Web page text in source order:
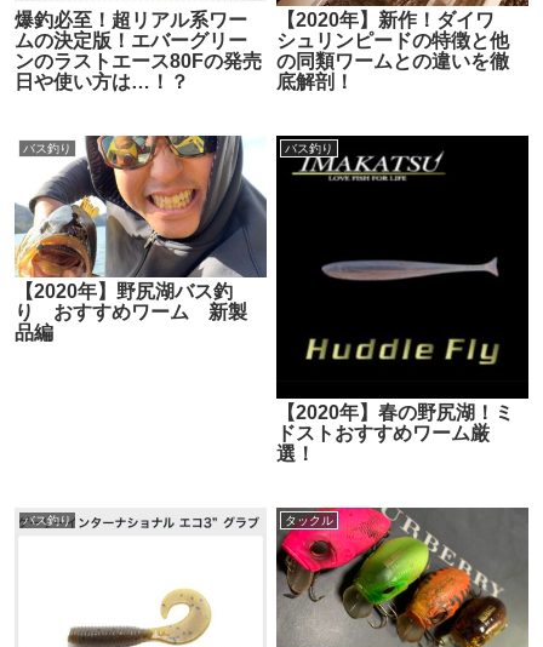
爆釣必至！超リアル系ワー
ムの決定版！エバーグリー
ンのラストエース80Fの発売
日や使い方は…！？
【2020年】新作！ダイワ
シュリンピードの特徴と他
の同類ワームとの違いを徹
底解剖！
バス釣り
【2020年】野尻湖バス釣
り おすすめワーム 新製
品編
バス釣り
【2020年】春の野尻湖！ミ
ドストおすすめワーム厳
選！
バス釣り タックル